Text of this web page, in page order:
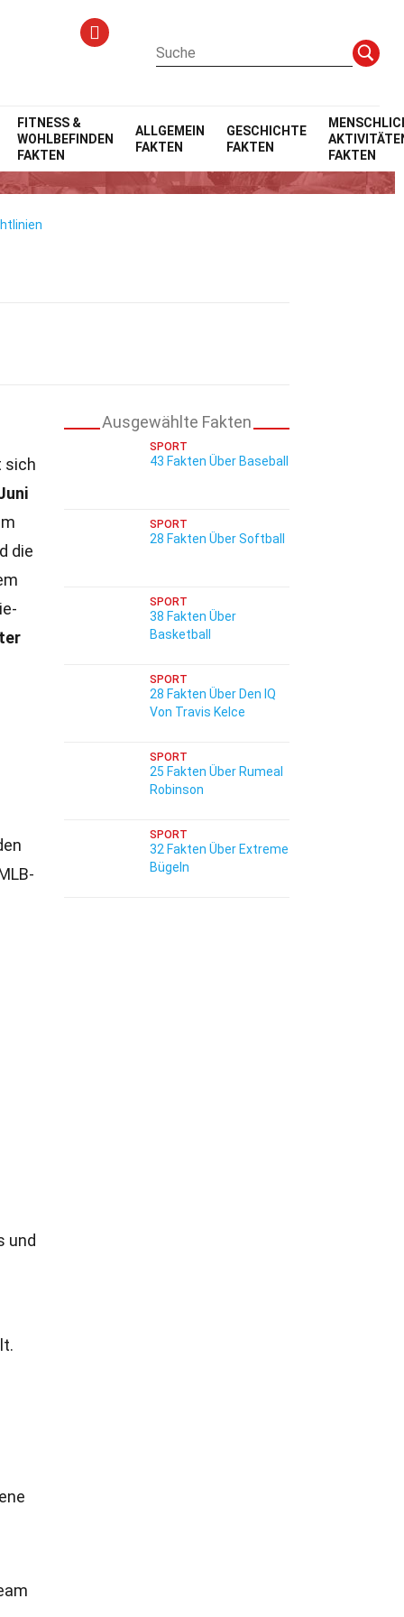
FITNESS &
WOHLBEFINDEN
FAKTEN
ALLGEMEIN
FAKTEN
GESCHICHTE
FAKTEN
FAKTEN
sich
die
und
Ausgewählte Fakten
SPORT
43 Fakten Über Baseball
SPORT
28 Fakten Über Softball
SPORT
38 Fakten Über
Basketball
SPORT
28 Fakten Über Den IQ
Von Travis Kelce
SPORT
25 Fakten Über Rumeal
Robinson
SPORT
32 Fakten Über Extreme
Bügeln